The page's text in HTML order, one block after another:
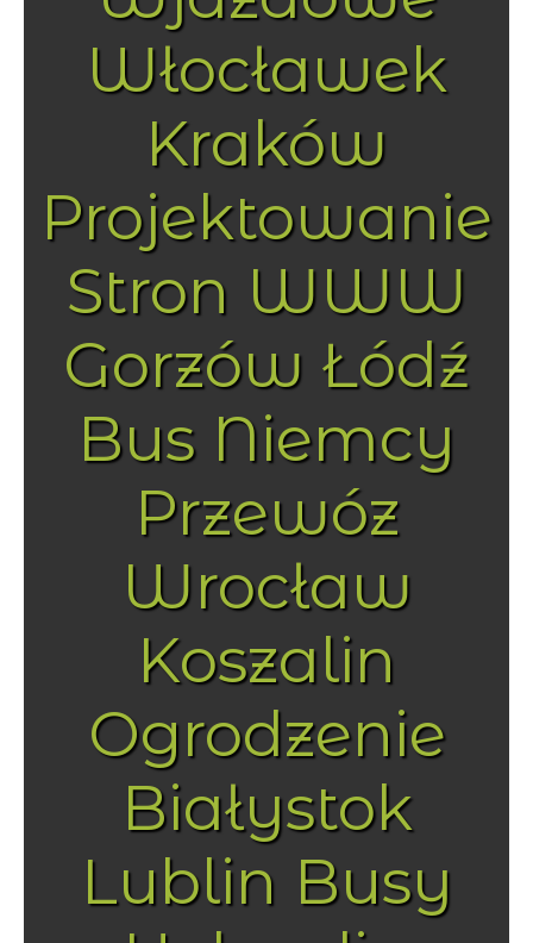
Włocławek
Kraków
Projektowanie
Stron WWW
Gorzów Łódź
Bus Niemcy
Przewóz
Wrocław
Koszalin
Ogrodzenie
Białystok
Lublin Busy